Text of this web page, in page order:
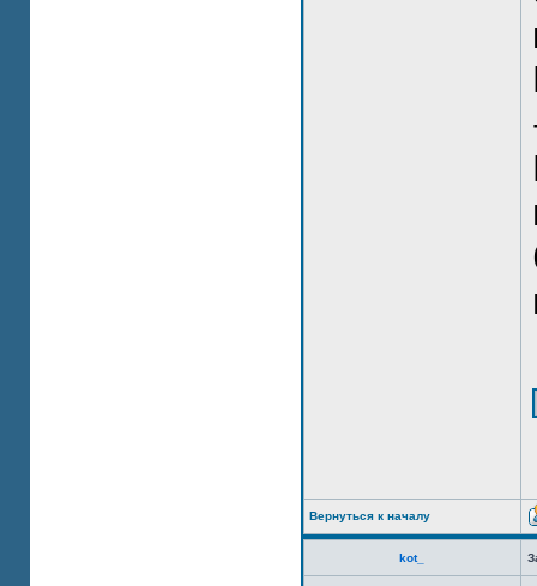
Вернуться к началу
kot_